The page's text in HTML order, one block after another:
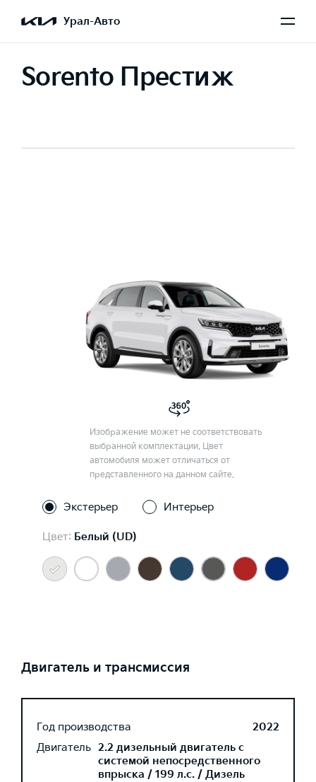
Урал-Авто
Sorento Престиж
Изображение может не соответствовать
выбранной комплектации. Цвет
автомобиля может отличаться от
представленного на данном сайте.
Экстерьер Интерьер
Цвет: Белый (UD)
Двигатель и трансмиссия
Год производства
2022
Двигатель 2.2 дизельный двигатель с
системой непосредственного
впрыска / 199 л.с. / Дизель